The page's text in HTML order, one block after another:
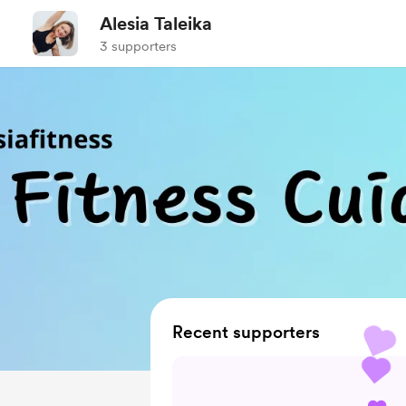
Alesia Taleika
3 supporters
Recent supporters